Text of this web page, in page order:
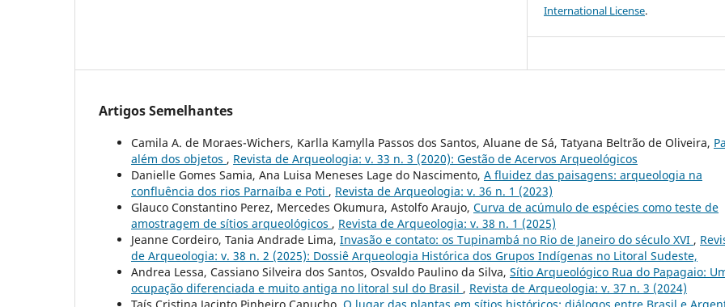
International License.
Artigos Semelhantes
Camila A. de Moraes-Wichers, Karlla Kamylla Passos dos Santos, Aluane de Sá, Tatyana Beltrão de Oliveira,
além dos objetos , Revista de Arqueologia: v. 33 n. 3 (2020): Gestão de Acervos Arqueológicos
Danielle Gomes Samia, Ana Luisa Meneses Lage do Nascimento, A fluidez das paisagens: arqueologia na
confluência dos rios Parnaíba e Poti , Revista de Arqueologia: v. 36 n. 1 (2023)
Glauco Constantino Perez, Mercedes Okumura, Astolfo Araujo, Curva de acúmulo de espécies como teste de
amostragem de sítios arqueológicos , Revista de Arqueologia: v. 38 n. 1 (2025)
Jeanne Cordeiro, Tania Andrade Lima, Invasão e contato: os Tupinambá no Rio de Janeiro do século XVI ,
de Arqueologia: v. 38 n. 2 (2025): Dossiê Arqueologia Histórica dos Grupos Indígenas no Litoral Sudeste,
Andrea Lessa, Cassiano Silveira dos Santos, Osvaldo Paulino da Silva, Sítio Arqueológico Rua do Papagaio:
ocupação diferenciada e muito antiga no litoral sul do Brasil , Revista de Arqueologia: v. 37 n. 3 (2024)